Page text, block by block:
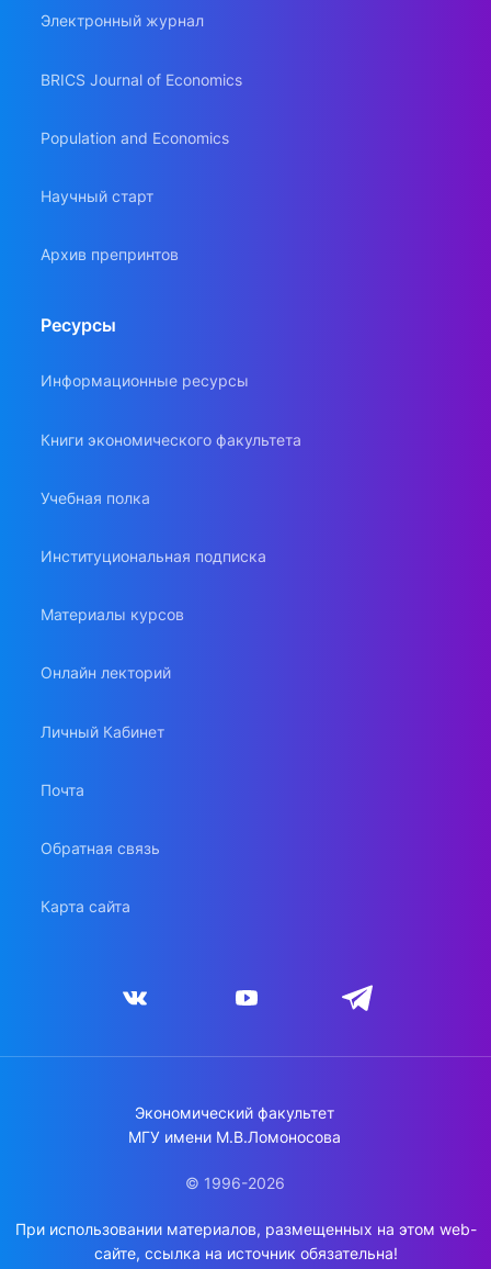
Электронный журнал
BRICS Journal of Economics
Population and Economics
Научный старт
Архив препринтов
Ресурсы
Информационные ресурсы
Книги экономического факультета
Учебная полка
Институциональная подписка
Материалы курсов
Онлайн лекторий
Личный Кабинет
Почта
Обратная связь
Карта сайта
Экономический факультет
МГУ имени М.В.Ломоносова
© 1996-2026
При использовании материалов, размещенных на этом web-
сайте, ссылка на источник обязательна!